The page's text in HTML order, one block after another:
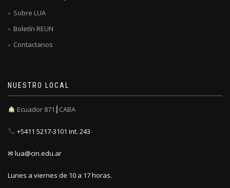
Sobre LUA
Boletín REUN
Contactanos
NUESTRO LOCAL
Ecuador 871┃CABA
+5411 5217-3101 int. 243
✉ lua@cin.edu.ar
Lunes a viernes de 10 a 17 horas.